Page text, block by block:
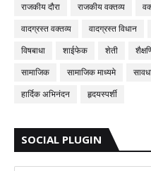
राजकीय दौरा
राजकीय वक्तव्य
वादग्रस्त वक्तव्य
वादग्रस्त विधान
विषबाधा
शाईफेक शेती
सामाजिक
सामाजिक माध्यमे
हार्दिक अभिनंदन
हृदयस्पर्शी
SOCIAL PLUGIN